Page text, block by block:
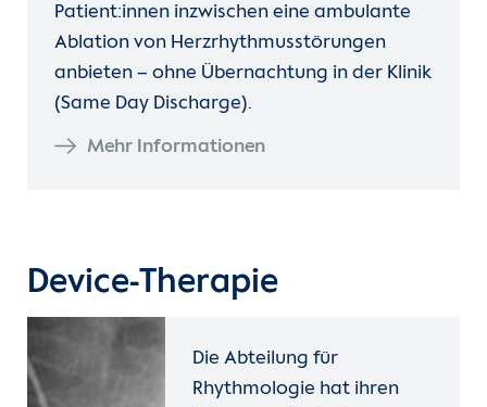
Patient:innen inzwischen eine ambulante
Ablation von Herzrhythmusstörungen
anbieten – ohne Übernachtung in der Klinik
(Same Day Discharge).
Mehr Informationen
Device-Therapie
Die Abteilung für
Rhythmologie hat ihren